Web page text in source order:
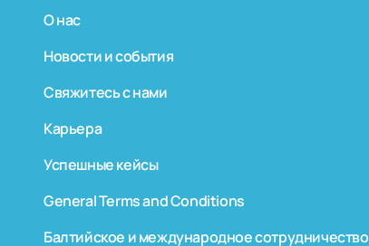
О нас
Новости и события
Свяжитесь с нами
Карьера
Успешные кейсы
General Terms and Conditions
Балтийское и международное сотрудничество